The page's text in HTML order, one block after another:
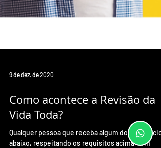
9 de dez. de 2020
Como acontece a Revisão da
Vida Toda?